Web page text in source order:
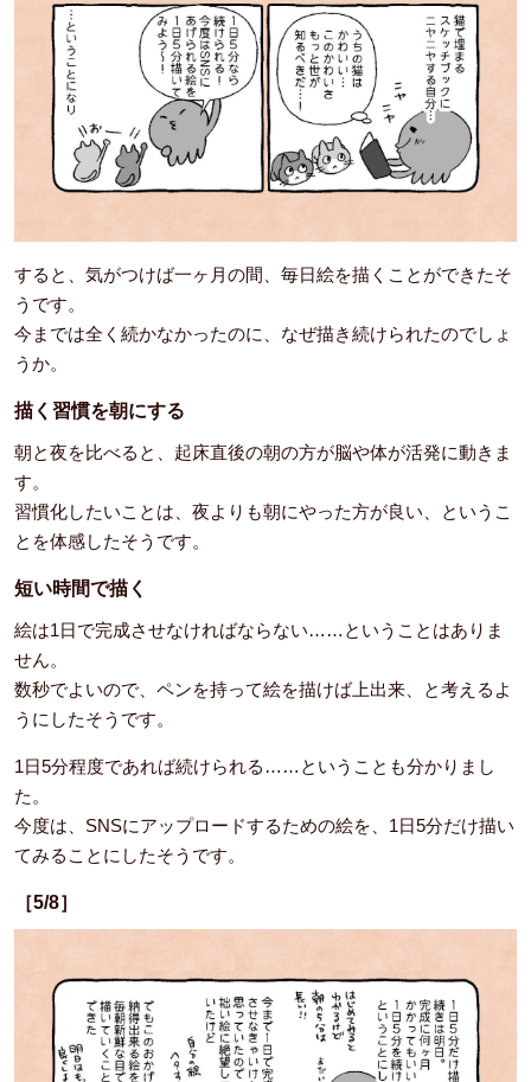
すると、気がつけば一ヶ月の間、毎日絵を描くことができたそ
うです。
今までは全く続かなかったのに、なぜ描き続けられたのでしょ
うか。
描く習慣を朝にする
朝と夜を比べると、起床直後の朝の方が脳や体が活発に動きま
す。
習慣化したいことは、夜よりも朝にやった方が良い、というこ
とを体感したそうです。
短い時間で描く
絵は1日で完成させなければならない……ということはありま
せん。
数秒でよいので、ペンを持って絵を描けば上出来、と考えるよ
うにしたそうです。
1日5分程度であれば続けられる……ということも分かりまし
た。
今度は、SNSにアップロードするための絵を、1日5分だけ描い
てみることにしたそうです。
［5/8］